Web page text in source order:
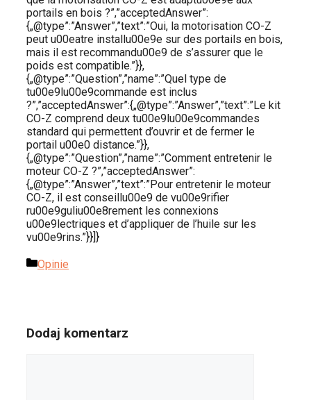
portails en bois ?”,”acceptedAnswer”:
{„@type”:”Answer”,”text”:”Oui, la motorisation CO-Z
peut u00eatre installu00e9e sur des portails en bois,
mais il est recommandu00e9 de s’assurer que le
poids est compatible.”}},
{„@type”:”Question”,”name”:”Quel type de
tu00e9lu00e9commande est inclus
?”,”acceptedAnswer”:{„@type”:”Answer”,”text”:”Le kit
CO-Z comprend deux tu00e9lu00e9commandes
standard qui permettent d’ouvrir et de fermer le
portail u00e0 distance.”}},
{„@type”:”Question”,”name”:”Comment entretenir le
moteur CO-Z ?”,”acceptedAnswer”:
{„@type”:”Answer”,”text”:”Pour entretenir le moteur
CO-Z, il est conseillu00e9 de vu00e9rifier
ru00e9guliu00e8rement les connexions
u00e9lectriques et d’appliquer de l’huile sur les
vu00e9rins.”}}]}
Kategorie
Opinie
Dodaj komentarz